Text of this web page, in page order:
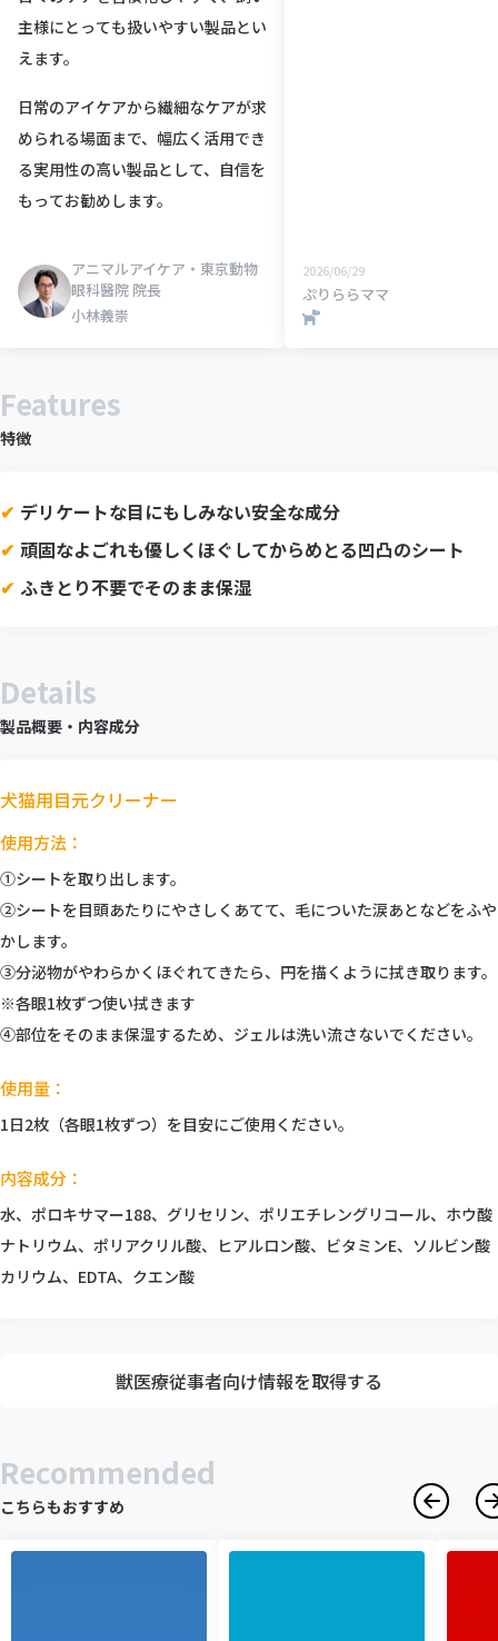
主様にとっても扱いやすい製品とい
えます。
日常のアイケアから繊細なケアが求
められる場面まで、幅広く活用でき
る実用性の高い製品として、自信を
もってお勧めします。
アニマルアイケア・東京動物
眼科醫院 院長
小林義崇
2026/06/29
ぷりららママ
Features
特徴
デリケートな目にもしみない安全な成分
頑固なよごれも優しくほぐしてからめとる凹凸のシート
ふきとり不要でそのまま保湿
Details
製品概要・内容成分
犬猫用目元クリーナー
使用方法：
①シートを取り出します。
②シートを目頭あたりにやさしくあてて、毛についた涙あとなどをふや
かします。
③分泌物がやわらかくほぐれてきたら、円を描くように拭き取ります。
※各眼1枚ずつ使い拭きます
④部位をそのまま保湿するため、ジェルは洗い流さないでください。
使用量：
1日2枚（各眼1枚ずつ）を目安にご使用ください。
内容成分：
水、ポロキサマー188、グリセリン、ポリエチレングリコール、ホウ酸
ナトリウム、ポリアクリル酸、ヒアルロン酸、ビタミンE、ソルビン酸
カリウム、EDTA、クエン酸
獣医療従事者向け情報を取得する
Recommended
こちらもおすすめ